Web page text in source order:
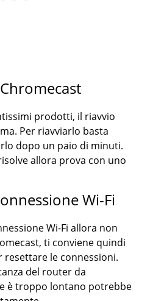
prodotti, il riavvio
Per riavviarlo basta
dopo un paio di minuti.
allora prova con uno
Wi-Fi
Wi-Fi allora non
ti conviene quindi
resettare le connessioni.
del router da
è troppo lontano potrebbe